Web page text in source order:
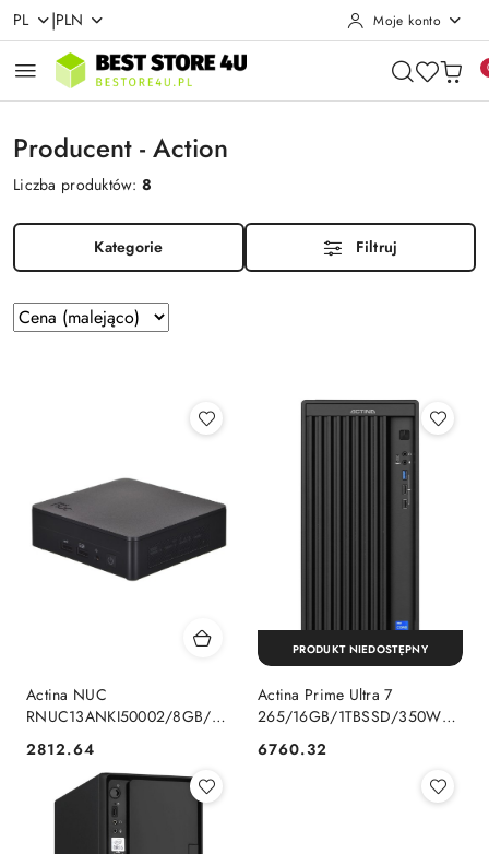
Przejdź do treści głównej
Przejdź do wyszukiwarki
Przejdź do moje konto
Przejdź do menu głównego
Przejdź do stopki
PL |PLN Moje konto
Producent - Action
Liczba produktów:8
Kategorie Filtruj
Zastosowano
sortowanie:
Sortuj
według
Actina NUC
RNUC13ANKI50002/8GB/256SSD/W11P
[4992] Action
Cena:
2812.64
Actina Prime Ultra 7
265/16GB/1TBSSD/350W/W11P
Action
Cena:
6760.32
PRODUKT NIEDOSTĘPNY